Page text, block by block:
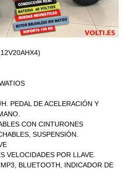
PEDAL DE ACELERACIÓN Y
CON CINTURONES
SUSPENSIÓN.
VELOCIDADES POR LLAVE.
BLUETOOTH, INDICADOR DE